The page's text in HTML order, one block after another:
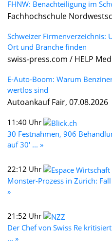
FHNW: Benachteiligung im
Fachhochschule
Schweizer Firmenverzeichnis:
Ort und Branche finden
swiss-press.com / HELP
E-Auto-Boom: Warum
wertlos sind
Autoankauf Fair, 07.08.2026
11:40 Uhr
30 Festnahmen, 906
auf 30' ... »
22:12 Uhr
Monster-Prozess in Zürich:
»
21:52 Uhr
Der Chef von Swiss Re
... »